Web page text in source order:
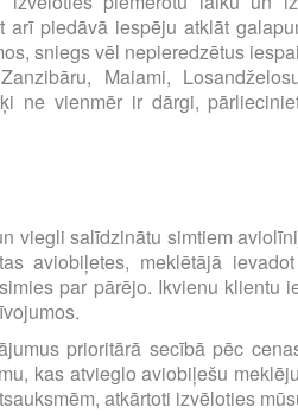
piedāvā iespēju atklāt
sniegs vēl nepieredzētus
Maiami,
ne vienmēr ir dārgi,
viegli salīdzinātu simtiem
aviobiļetes, meklētājā
par pārējo. Ikvienu klientu
prioritārā secībā pēc
kas atvieglo aviobiļešu
atkārtoti izvēloties